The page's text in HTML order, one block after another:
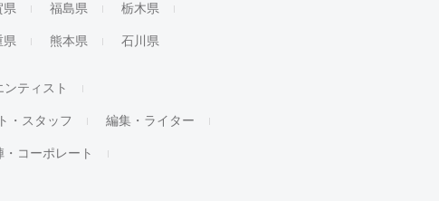
県 福島県 栃木県
県 熊本県 石川県
ティスト
・スタッフ 編集・ライター
・コーポレート